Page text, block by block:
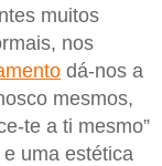
muitos
nos
dá-nos a
mesmos,
te a ti mesmo”
uma estética